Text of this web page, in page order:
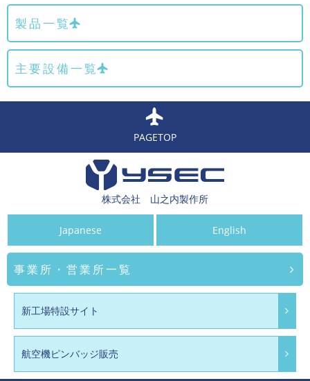
製品一覧
主要設備一覧
PAGETOP
株式会社 山之内製作所
Japanese English
事業所・営業所一覧
新工場特設サイト
航空機ピンバッジ販売